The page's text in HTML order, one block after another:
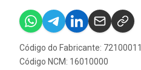
Código do Fabricante: 72100011
Código NCM: 16010000